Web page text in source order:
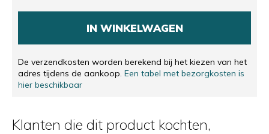
IN WINKELWAGEN
De verzendkosten worden berekend bij het kiezen van het
adres tijdens de aankoop. Een tabel met bezorgkosten is
hier beschikbaar
Klanten die dit product kochten,